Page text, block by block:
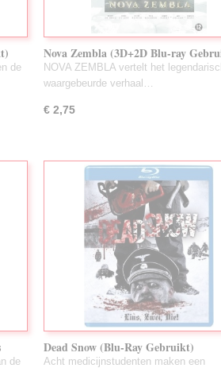
de
Nova Zembla (3D+2D Blu-ray
NOVA ZEMBLA vertelt het
waargebeurde verhaal…
€ 2,75
de
Dead Snow (Blu-Ray Gebruikt)
Acht medicijnstudenten maken een